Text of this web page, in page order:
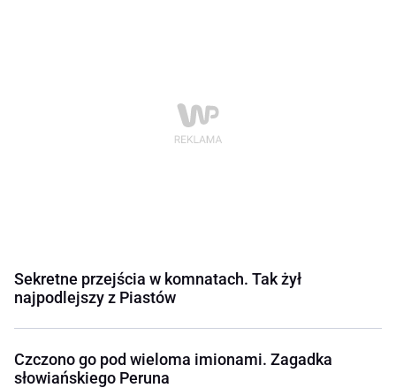
Sekretne przejścia w komnatach. Tak żył
najpodlejszy z Piastów
Czczono go pod wieloma imionami. Zagadka
słowiańskiego Peruna